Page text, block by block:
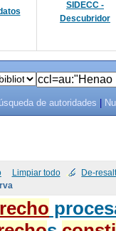
SIDECC -
Descubridor
de autoridades
Limpiar todo De-